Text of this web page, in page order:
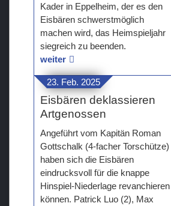
Kader in Eppelheim, der es den
Eisbären schwerstmöglich
machen wird, das Heimspieljahr
siegreich zu beenden.
weiter
23. Feb. 2025
Eisbären deklassieren
Artgenossen
Angeführt vom Kapitän Roman
Gottschalk (4-facher Torschütze)
haben sich die Eisbären
eindrucksvoll für die knappe
Hinspiel-Niederlage revanchieren
können. Patrick Luo (2), Max